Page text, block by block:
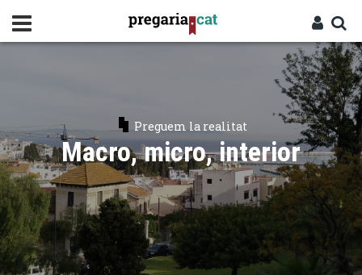
contingut
Entra
Preguem la realitat
Macro, micro, interior